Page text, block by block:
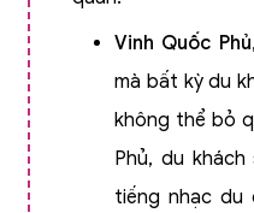
Vinh Quốc Phủ
mà bất kỳ du
không thể bỏ
Phủ, du
tiếng nhạc du